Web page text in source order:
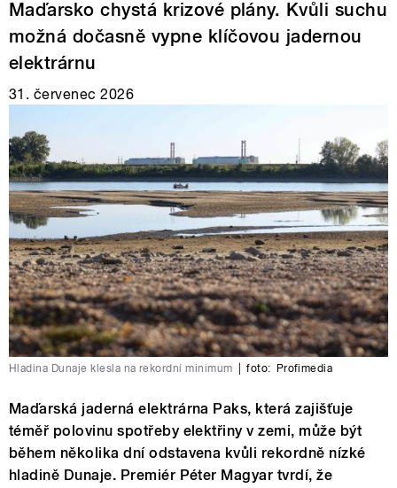
Maďarsko chystá krizové plány. Kvůli suchu
možná dočasně vypne klíčovou jadernou
elektrárnu
31. červenec 2026
Hladina Dunaje klesla na rekordní minimum foto: Profimedia
Maďarská jaderná elektrárna Paks, která zajišťuje
téměř polovinu spotřeby elektřiny v zemi, může být
během několika dní odstavena kvůli rekordně nízké
hladině Dunaje. Premiér Péter Magyar tvrdí, že